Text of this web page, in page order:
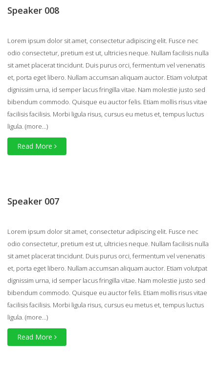
Speaker 008
Lorem ipsum dolor sit amet, consectetur adipiscing elit. Fusce nec
odio consectetur, pretium est ut, ultricies neque. Nullam facilisis nulla
sit amet placerat tincidunt. Duis purus orci, fermentum vel venenatis
et, porta eget libero. Nullam accumsan aliquam auctor. Etiam volutpat
dignissim urna, id semper lacus fringilla vitae. Nam molestie justo sed
bibendum commodo. Quisque eu auctor felis. Etiam mollis risus vitae
facilisis facilisis. Morbi ligula risus, cursus eu metus et, tempus luctus
ligula. (more…)
Read More
Speaker 007
Lorem ipsum dolor sit amet, consectetur adipiscing elit. Fusce nec
odio consectetur, pretium est ut, ultricies neque. Nullam facilisis nulla
sit amet placerat tincidunt. Duis purus orci, fermentum vel venenatis
et, porta eget libero. Nullam accumsan aliquam auctor. Etiam volutpat
dignissim urna, id semper lacus fringilla vitae. Nam molestie justo sed
bibendum commodo. Quisque eu auctor felis. Etiam mollis risus vitae
facilisis facilisis. Morbi ligula risus, cursus eu metus et, tempus luctus
ligula. (more…)
Read More